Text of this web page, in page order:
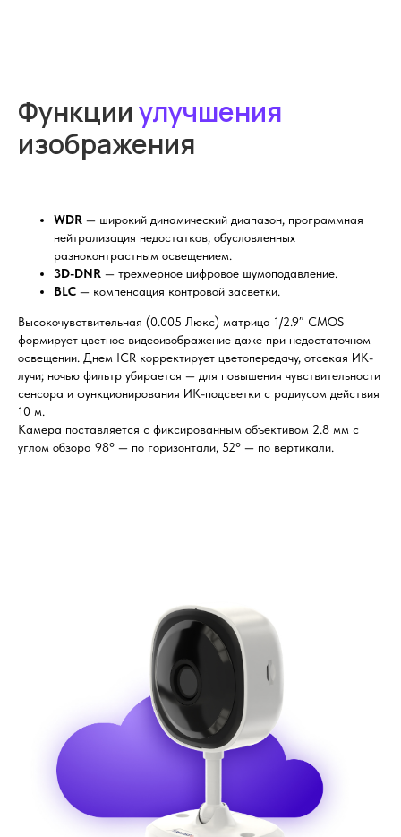
Функцииулучшения
изображения
WDR — широкий динамический диапазон, программная
нейтрализация недостатков, обусловленных
разноконтрастным освещением.
3D-DNR — трехмерное цифровое шумоподавление.
BLC — компенсация контровой засветки.
Высокочувствительная (0.005 Люкс) матрица 1/2.9″ CMOS
формирует цветное видеоизображение даже при недостаточном
освещении. Днем ICR корректирует цветопередачу, отсекая ИК-
лучи; ночью фильтр убирается — для повышения чувствительности
сенсора и функционирования ИК-подсветки с радиусом действия
10 м.
Камера поставляется с фиксированным объективом 2.8 мм с
углом обзора 98° — по горизонтали, 52° — по вертикали.